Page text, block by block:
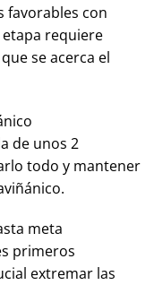
favorables con
etapa requiere
se acerca el
de unos 2
todo y mantener
meta
primeros
extremar las